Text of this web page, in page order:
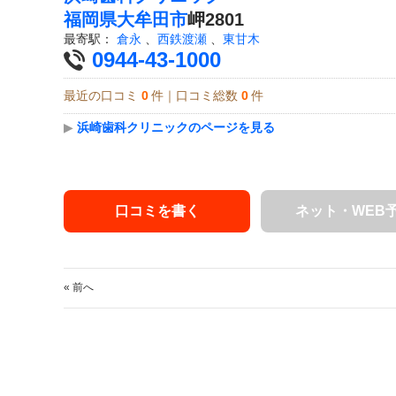
福岡県大牟田市岬2801
最寄駅： 倉永 西鉄渡瀬 東甘木
0944-43-1000
最近の口コミ 0 件｜口コミ総数 0 件
▶ 浜崎歯科クリニックのページを見る
口コミを書く ネット・WEB
« 前へ